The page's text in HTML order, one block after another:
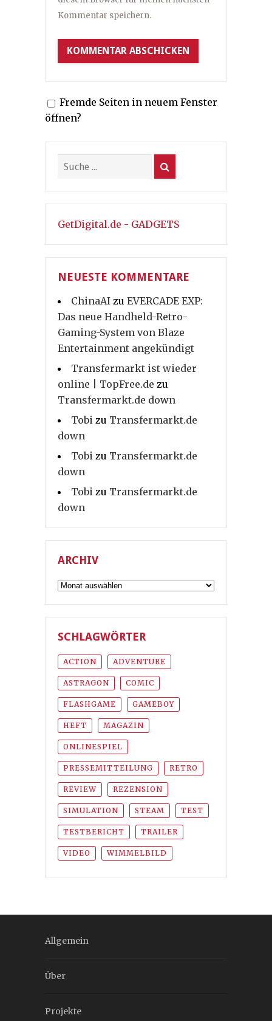
Kommentar speichern.
Fremde Seiten in neuem Fenster
öffnen?
GetDigital.de - GADGETS
NEUESTE KOMMENTARE
ChinaAI zu EVERCADE EXP:
Das neue Handheld-Retro-
Gaming-System von Blaze
Entertainment angekündigt
Transfermarkt ist wieder
online | TopFree.de zu
Transfermarkt.de down
Tobi zu Transfermarkt.de
down
Tobi zu Transfermarkt.de
down
Tobi zu Transfermarkt.de
down
ARCHIV
Archiv
SCHLAGWÖRTER
ACTION ADVENTURE
ASTRAGON COMIC
FLASHGAME GAMEBOY
HEFT MAGAZIN
ONLINESPIEL
PRESSEMITTEILUNG RETRO
REVIEW REZENSION
SIMULATION STEAM TEST
TESTBERICHT TRAILER
VIDEO WIMMELBILD
Allgemein
Über
Projekte